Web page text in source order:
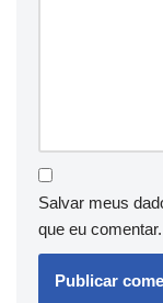
Salvar meus
que eu comentar.